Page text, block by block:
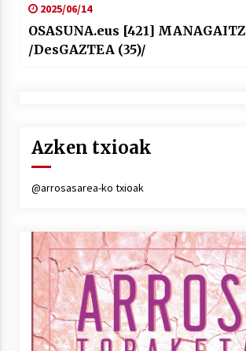
2025/06/14
OSASUNA.eus [421] MANAGAITZ
/DesGAZTEA (35)/
Azken txioak
@arrosasarea-ko txioak